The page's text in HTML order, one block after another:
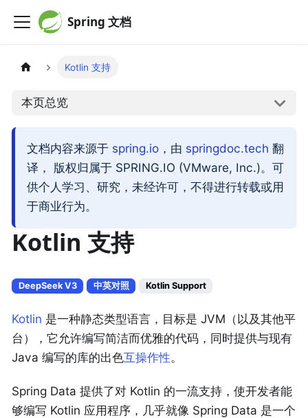
Spring 文档
Kotlin 支持
本页总览
文档内容来源于 spring.io ，由 springdoc.tech 翻
译， 版权归属于 SPRING.IO (VMware, Inc.)。可
供个人学习、研究，未经许可，不得进行转载或用
于商业行为。
Kotlin 支持
DeepSeek V3 中英对照 Kotlin Support
Kotlin 是一种静态类型语言，目标是 JVM（以及其他平
台），它允许编写简洁而优雅的代码，同时提供与现有
Java 编写的库的出色互操作性。
Spring Data 提供了对 Kotlin 的一流支持，使开发者能
够编写 Kotlin 应用程序，几乎就像 Spring Data 是一个